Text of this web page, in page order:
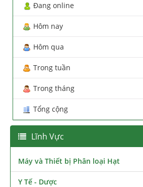
Đang online
Hôm nay
Hôm qua
Trong tuần
Trong tháng
Tổng cộng
Lĩnh Vực
Máy và Thiết bị Phân loại Hạt
Y Tế - Dược